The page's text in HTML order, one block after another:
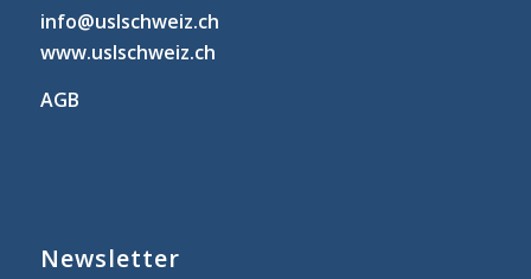
info@uslschweiz.ch
www.uslschweiz.ch
AGB
Newsletter